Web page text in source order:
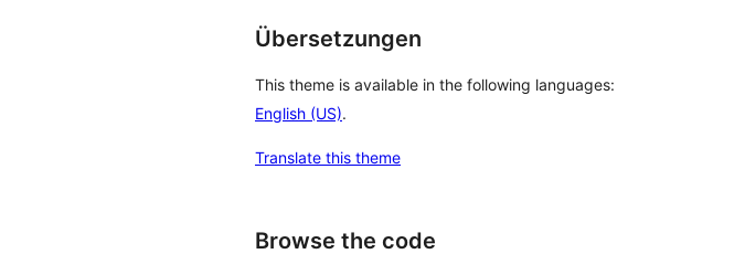
Übersetzungen
This theme is available in the following languages:
English (US).
Translate this theme
Browse the code